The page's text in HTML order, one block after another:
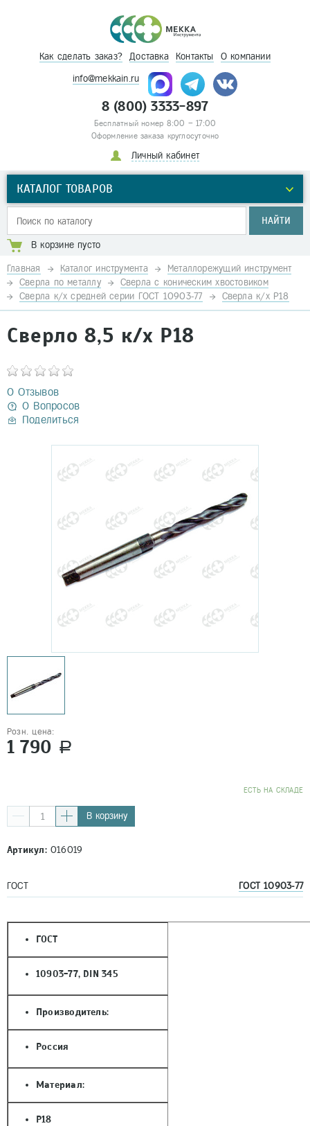
Как сделать заказ? Доставка Контакты О компании
info@mekkain.ru
8 (800) 3333-897
Бесплатный номер 8:00 – 17:00
Оформление заказа круглосуточно
Личный кабинет
КАТАЛОГ ТОВАРОВ
НАЙТИ
В корзине пусто
Главная Каталог инструмента
Металлорежущий инструмент
Сверла по металлу
Сверла с коническим хвостовиком
Сверла к/х средней серии ГОСТ 10903-77
Сверла к/х Р18
Сверло 8,5 к/х Р18
0 Отзывов
0 Вопросов
Поделиться
Розн. цена:
1 790 a
EСТЬ НА СКЛАДЕ
В корзину
Артикул:016019
ГОСТ ГОСТ 10903-77
ГОСТ
10903-77, DIN 345
Производитель:
Россия
Материал:
Р18